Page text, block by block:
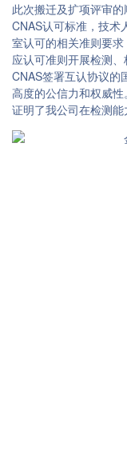
此次搬迁及扩项评审
CNAS认可标准，技术
室认可的相关准则要
应认可准则开展检测
CNAS签署互认协议的
高度的公信力和权威
证明了我公司在检测能